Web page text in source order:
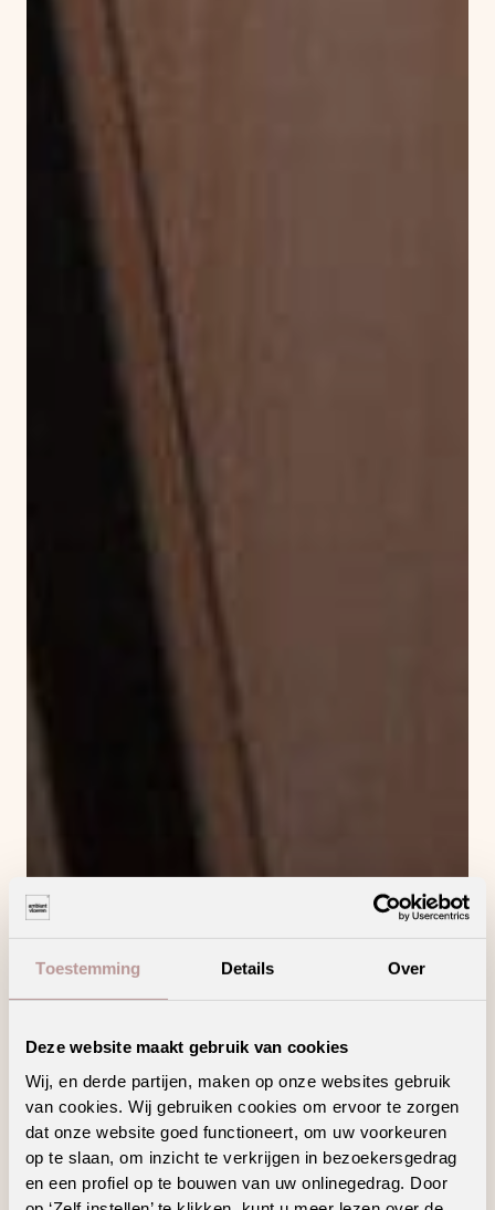
Toestemming Details Over
Deze website maakt gebruik van cookies
Wij, en derde partijen, maken op onze websites gebruik
van cookies. Wij gebruiken cookies om ervoor te zorgen
dat onze website goed functioneert, om uw voorkeuren
op te slaan, om inzicht te verkrijgen in bezoekersgedrag
en een profiel op te bouwen van uw onlinegedrag. Door